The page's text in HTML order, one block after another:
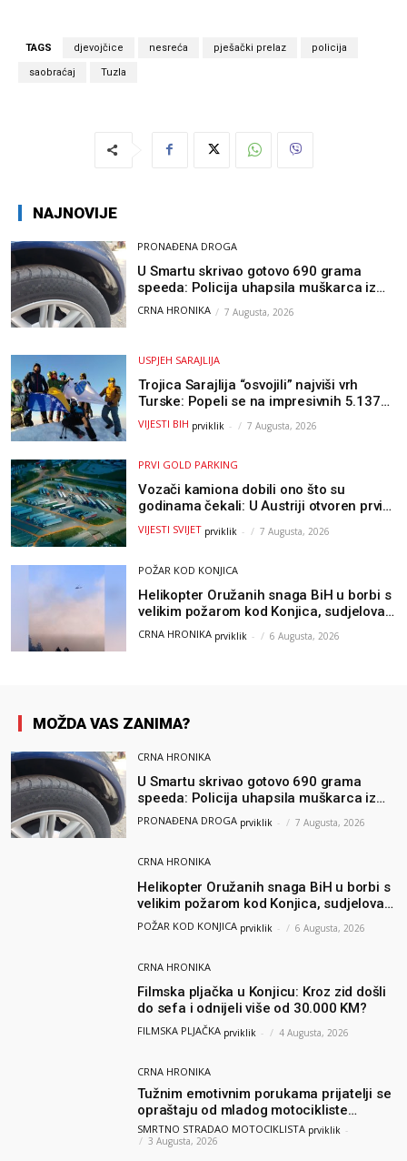
TAGS djevojčice nesreća pješački prelaz policija
saobraćaj Tuzla
NAJNOVIJE
PRONAĐENA DROGA
U Smartu skrivao gotovo 690 grama
speeda: Policija uhapsila muškarca iz
Hercegovine
CRNA HRONIKA 7 Augusta, 2026
USPJEH SARAJLIJA
Trojica Sarajlija “osvojili” najviši vrh
Turske: Popeli se na impresivnih 5.137
metara
VIJESTI BIH prviklik - 7 Augusta, 2026
PRVI GOLD PARKING
Vozači kamiona dobili ono što su
godinama čekali: U Austriji otvoren prvi
GOLD sigurni parking
VIJESTI SVIJET prviklik - 7 Augusta, 2026
POŽAR KOD KONJICA
Helikopter Oružanih snaga BiH u borbi s
velikim požarom kod Konjica, sudjelovao
i Air Tractor
CRNA HRONIKA prviklik - 6 Augusta, 2026
MOŽDA VAS ZANIMA?
CRNA HRONIKA
U Smartu skrivao gotovo 690 grama
speeda: Policija uhapsila muškarca iz
Hercegovine
PRONAĐENA DROGA prviklik - 7 Augusta, 2026
CRNA HRONIKA
Helikopter Oružanih snaga BiH u borbi s
velikim požarom kod Konjica, sudjelovao
i Air Tractor
POŽAR KOD KONJICA prviklik - 6 Augusta, 2026
CRNA HRONIKA
Filmska pljačka u Konjicu: Kroz zid došli
do sefa i odnijeli više od 30.000 KM?
FILMSKA PLJAČKA prviklik - 4 Augusta, 2026
CRNA HRONIKA
Tužnim emotivnim porukama prijatelji se
opraštaju od mladog motocikliste
Husnije Porča
SMRTNO STRADAO MOTOCIKLISTA prviklik -
3 Augusta, 2026